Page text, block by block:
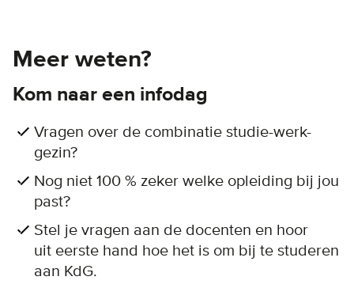
Meer weten?
Kom naar een infodag
Vragen over de combinatie studie-werk-
gezin?
Nog niet 100 % zeker welke opleiding bij jou
past?
Stel je vragen aan de docenten en hoor
uit eerste hand hoe het is om bij te studeren
aan KdG.